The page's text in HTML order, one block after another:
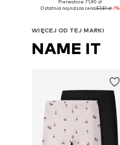
Dostępne w różnych rozmiarach
Pierwotnie: 71,90 zł
Ostatnia najniższa cena:57,51 zł-1%
WIĘCEJ OD TEJ MARKI
NAME IT